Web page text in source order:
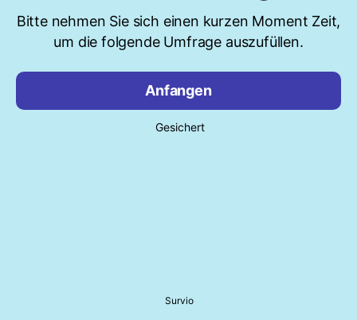
Bitte nehmen Sie sich einen kurzen Moment Zeit,
um die folgende Umfrage auszufüllen.
Anfangen
Gesichert
Survio